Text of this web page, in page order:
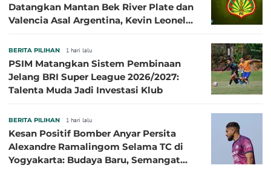
Datangkan Mantan Bek River Plate dan
Valencia Asal Argentina, Kevin Leonel
BERITA PILIHAN 1 hari lalu
PSIM Matangkan Sistem Pembinaan
Jelang BRI Super League 2026/2027:
Talenta Muda Jadi Investasi Klub
BERITA PILIHAN 1 hari lalu
Kesan Positif Bomber Anyar Persita
Alexandre Ramalingom Selama TC di
Yogyakarta: Budaya Baru, Semangat